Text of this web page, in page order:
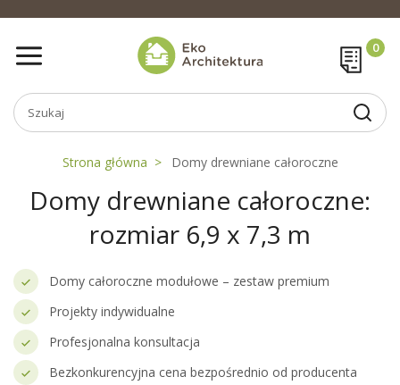
Strona główna Domy drewniane całoroczne
Domy drewniane całoroczne:
rozmiar 6,9 x 7,3 m
Domy całoroczne modułowe – zestaw premium
Projekty indywidualne
Profesjonalna konsultacja
Bezkonkurencyjna cena bezpośrednio od producenta